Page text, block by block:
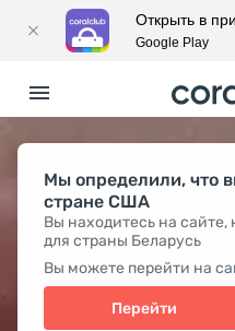
Мы определили, что
стране США
Вы находитесь на
для страны Беларусь
Вы можете перейти на
Перейти
Открыть в
Google Play